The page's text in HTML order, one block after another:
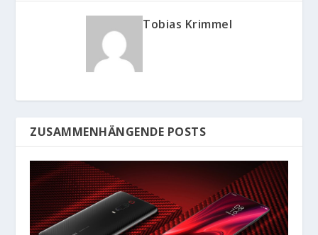
Tobias Krimmel
ZUSAMMENHÄNGENDE POSTS